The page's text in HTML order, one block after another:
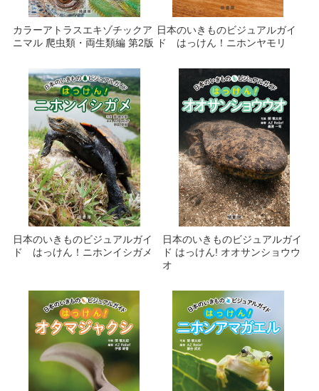
カラーアトラスエキゾチックア
ニマル 爬虫類・両生類編 第2版
日本のいきものビジュアルガイ
ド はっけん！ニホンヤモリ
日本のいきものビジュアルガイ
ド はっけん！ニホンイシガメ
日本のいきものビジュアルガイ
ド はっけん! オオサンショウウ
オ